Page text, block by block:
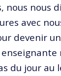
nous nous
avec
devenir
du jour au